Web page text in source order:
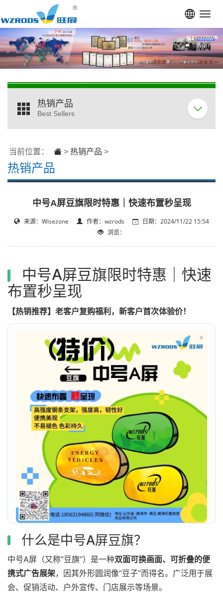
热销产品
当前位置： > 热销产品 >
中号A屏豆旗限时特惠｜快速布置秒呈现
来源：Wisezone 作者：wzrods
日期：2024/11/22 15:54
浏览：
中号A屏豆旗限时特惠｜快速
布置秒呈现
【热销推荐】老客户复购福利，新客户首次体验价！
什么是中号A屏豆旗？
中号A屏（又称“豆旗”）是一种双面可换画面、可折叠的便
携式广告展架，因其外形圆润像“豆子”而得名。广泛用于展
会、促销活动、户外宣传、门店展示等场景。
热销产品
Best Sellers